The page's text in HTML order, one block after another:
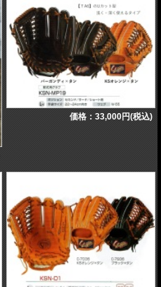
価格：33,000円(税込)